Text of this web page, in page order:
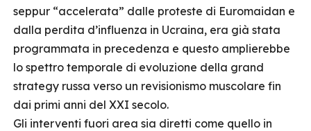
seppur “accelerata” dalle proteste di Euromaidan e
dalla perdita d’influenza in Ucraina, era già stata
programmata in precedenza e questo amplierebbe
lo spettro temporale di evoluzione della grand
strategy russa verso un revisionismo muscolare fin
dai primi anni del XXI secolo.
Gli interventi fuori area sia diretti come quello in